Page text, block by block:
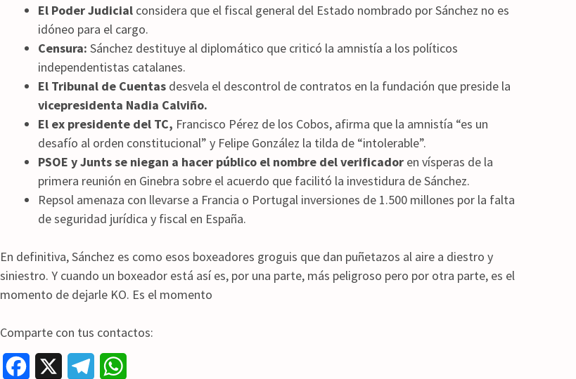
El Poder Judicial considera que el fiscal general del Estado nombrado por Sánchez no es
idóneo para el cargo.
Censura: Sánchez destituye al diplomático que criticó la amnistía a los políticos
independentistas catalanes.
El Tribunal de Cuentas desvela el descontrol de contratos en la fundación que preside la
vicepresidenta Nadia Calviño.
El ex presidente del TC, Francisco Pérez de los Cobos, afirma que la amnistía “es un
desafío al orden constitucional” y Felipe González la tilda de “intolerable”.
PSOE y Junts se niegan a hacer público el nombre del verificador en vísperas de la
primera reunión en Ginebra sobre el acuerdo que facilitó la investidura de Sánchez.
Repsol amenaza con llevarse a Francia o Portugal inversiones de 1.500 millones por la falta
de seguridad jurídica y fiscal en España.
En definitiva, Sánchez es como esos boxeadores groguis que dan puñetazos al aire a diestro y
siniestro. Y cuando un boxeador está así es, por una parte, más peligroso pero por otra parte, es el
momento de dejarle KO. Es el momento
Comparte con tus contactos: